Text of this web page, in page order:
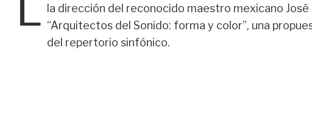
la dirección del reconocido maestro mexicano
“Arquitectos del Sonido: forma y color”, una
del repertorio sinfónico.